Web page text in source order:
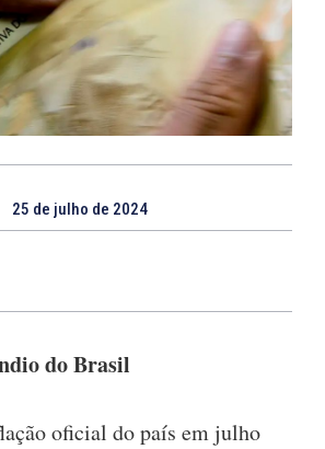
25 de julho de 2024
do Brasil
oficial do país em julho